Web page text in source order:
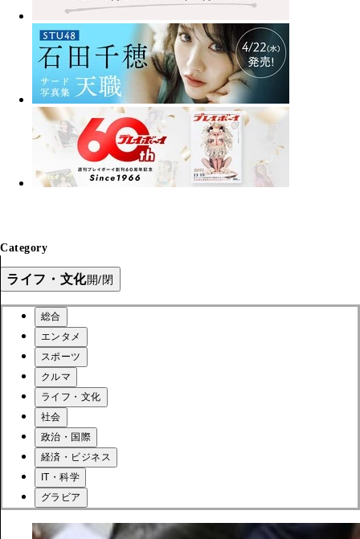
Category
ライフ・文化開/閉
総合
エンタメ
スポーツ
クルマ
ライフ・文化
社会
政治・国際
経済・ビジネス
IT・科学
グラビア